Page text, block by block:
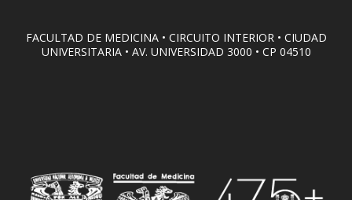
FACULTAD DE MEDICINA • CIRCUITO INTERIOR • CIUDAD
UNIVERSITARIA • AV. UNIVERSIDAD 3000 • CP 04510